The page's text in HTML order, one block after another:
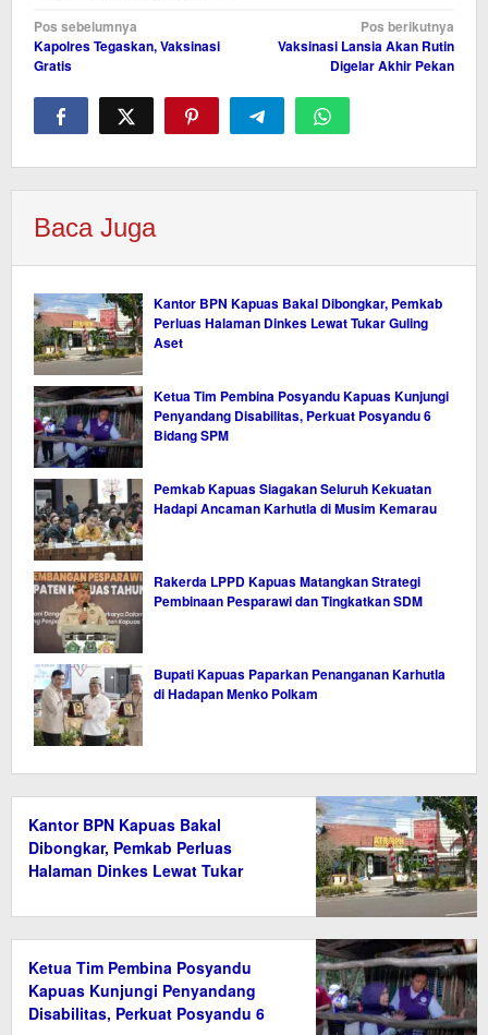
Navigasi
pos
Pos sebelumnya
Kapolres Tegaskan, Vaksinasi
Gratis
Pos berikutnya
Vaksinasi Lansia Akan Rutin
Digelar Akhir Pekan
Baca Juga
Kantor BPN Kapuas Bakal Dibongkar, Pemkab
Perluas Halaman Dinkes Lewat Tukar Guling
Aset
Ketua Tim Pembina Posyandu Kapuas Kunjungi
Penyandang Disabilitas, Perkuat Posyandu 6
Bidang SPM
Pemkab Kapuas Siagakan Seluruh Kekuatan
Hadapi Ancaman Karhutla di Musim Kemarau
Rakerda LPPD Kapuas Matangkan Strategi
Pembinaan Pesparawi dan Tingkatkan SDM
Bupati Kapuas Paparkan Penanganan Karhutla
di Hadapan Menko Polkam
Kantor BPN Kapuas Bakal
Dibongkar, Pemkab Perluas
Halaman Dinkes Lewat Tukar
Ketua Tim Pembina Posyandu
Kapuas Kunjungi Penyandang
Disabilitas, Perkuat Posyandu 6